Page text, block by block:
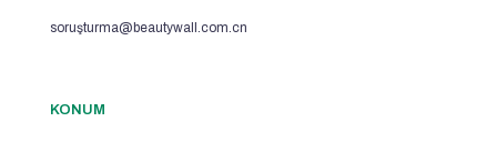
soruşturma@beautywall.com.cn
KONUM